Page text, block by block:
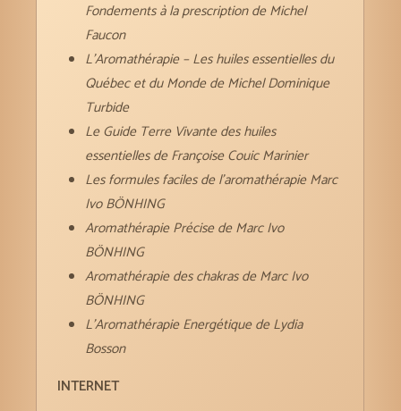
Fondements à la prescription de Michel
Faucon
L’Aromathérapie – Les huiles essentielles du
Québec et du Monde de Michel Dominique
Turbide
Le Guide Terre Vivante des huiles
essentielles de Françoise Couic Marinier
Les formules faciles de l’aromathérapie Marc
Ivo BÖNHING
Aromathérapie Précise de Marc Ivo
BÖNHING
Aromathérapie des chakras de Marc Ivo
BÖNHING
L’Aromathérapie Energétique de Lydia
Bosson
INTERNET